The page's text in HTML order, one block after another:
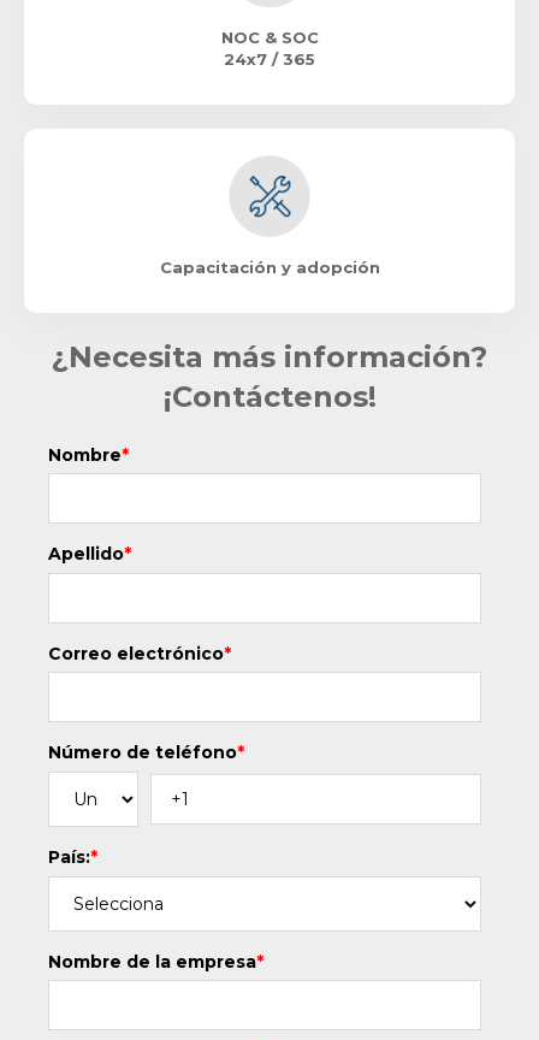
NOC & SOC
24x7 / 365
Capacitación y adopción
¿Necesita más información?
¡Contáctenos!
Nombre*
Apellido*
Correo electrónico*
Número de teléfono*
País:*
Nombre de la empresa*